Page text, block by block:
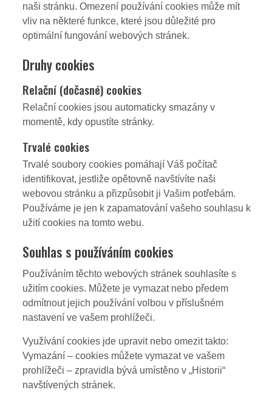
naši stránku. Omezení používání cookies může mít
vliv na některé funkce, které jsou důležité pro
optimální fungování webových stránek.
Druhy cookies
Relační (dočasné) cookies
Relační cookies jsou automaticky smazány v
momentě, kdy opustíte stránky.
Trvalé cookies
Trvalé soubory cookies pomáhají Váš počítač
identifikovat, jestliže opětovně navštívíte naši
webovou stránku a přizpůsobit ji Vašim potřebám.
Používáme je jen k zapamatování vašeho souhlasu k
užití cookies na tomto webu.
Souhlas s používáním cookies
Používáním těchto webových stránek souhlasíte s
užitím cookies. Můžete je vymazat nebo předem
odmítnout jejich používání volbou v příslušném
nastavení ve vašem prohlížeči.
Využívání cookies jde upravit nebo omezit takto:
Vymazání – cookies můžete vymazat ve vašem
prohlížeči – zpravidla bývá umístěno v „Historii“
navštívených stránek.